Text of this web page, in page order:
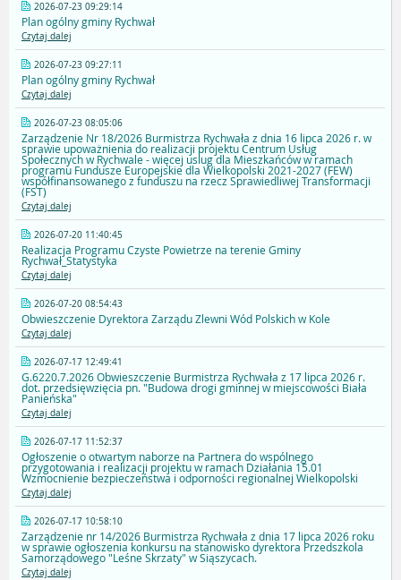
2026-07-23 09:29:14
Plan ogólny gminy Rychwał
Czytaj dalej
2026-07-23 09:27:11
Plan ogólny gminy Rychwał
Czytaj dalej
2026-07-23 08:05:06
Zarządzenie Nr 18/2026 Burmistrza Rychwała z dnia 16 lipca 2026 r. w
sprawie upoważnienia do realizacji projektu Centrum Usług
Społecznych w Rychwale - więcej uslug dla Mieszkańców w ramach
programu Fundusze Europejskie dla Wielkopolski 2021-2027 (FEW)
współfinansowanego z funduszu na rzecz Sprawiedliwej Transformacji
(FST)
Czytaj dalej
2026-07-20 11:40:45
Realizacja Programu Czyste Powietrze na terenie Gminy
Rychwał_Statystyka
Czytaj dalej
2026-07-20 08:54:43
Obwieszczenie Dyrektora Zarządu Zlewni Wód Polskich w Kole
Czytaj dalej
2026-07-17 12:49:41
G.6220.7.2026 Obwieszczenie Burmistrza Rychwała z 17 lipca 2026 r.
dot. przedsięwzięcia pn. "Budowa drogi gminnej w miejscowości Biała
Panieńska"
Czytaj dalej
2026-07-17 11:52:37
Ogłoszenie o otwartym naborze na Partnera do wspólnego
przygotowania i realizacji projektu w ramach Działania 15.01
Wzmocnienie bezpieczeństwa i odporności regionalnej Wielkopolski
Czytaj dalej
2026-07-17 10:58:10
Zarządzenie nr 14/2026 Burmistrza Rychwała z dnia 17 lipca 2026 roku
w sprawie ogłoszenia konkursu na stanowisko dyrektora Przedszkola
Samorządowego "Leśne Skrzaty" w Siąszycach.
Czytaj dalej